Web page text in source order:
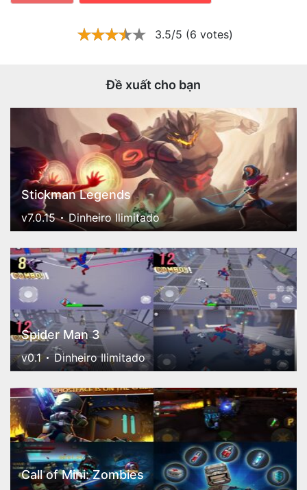
3.5/5 (6 votes)
Đề xuất cho bạn
Stickman Legends
v7.0.15 Dinheiro Ilimitado
Spider Man 3
v0.1 Dinheiro Ilimitado
Call of Mini: Zombies